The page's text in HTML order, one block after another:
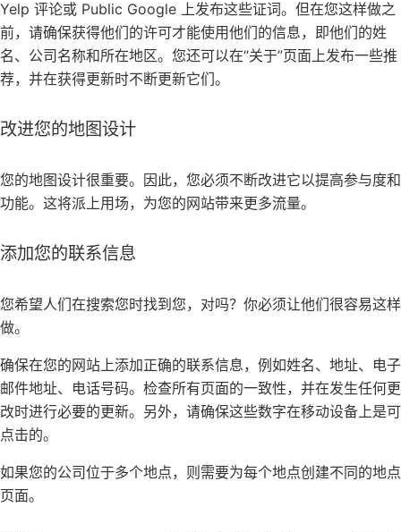
Yelp 评论或 Public Google 上发布这些证词。但在您这样做之
前，请确保获得他们的许可才能使用他们的信息，即他们的姓
名、公司名称和所在地区。您还可以在“关于”页面上发布一些推
荐，并在获得更新时不断更新它们。
改进您的地图设计
您的地图设计很重要。因此，您必须不断改进它以提高参与度和
功能。这将派上用场，为您的网站带来更多流量。
添加您的联系信息
您希望人们在搜索您时找到您，对吗？你必须让他们很容易这样
做。
确保在您的网站上添加正确的联系信息，例如姓名、地址、电子
邮件地址、电话号码。检查所有页面的一致性，并在发生任何更
改时进行必要的更新。另外，请确保这些数字在移动设备上是可
点击的。
如果您的公司位于多个地点，则需要为每个地点创建不同的地点
页面。